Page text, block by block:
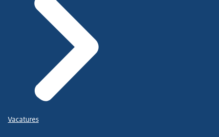
Vacatures